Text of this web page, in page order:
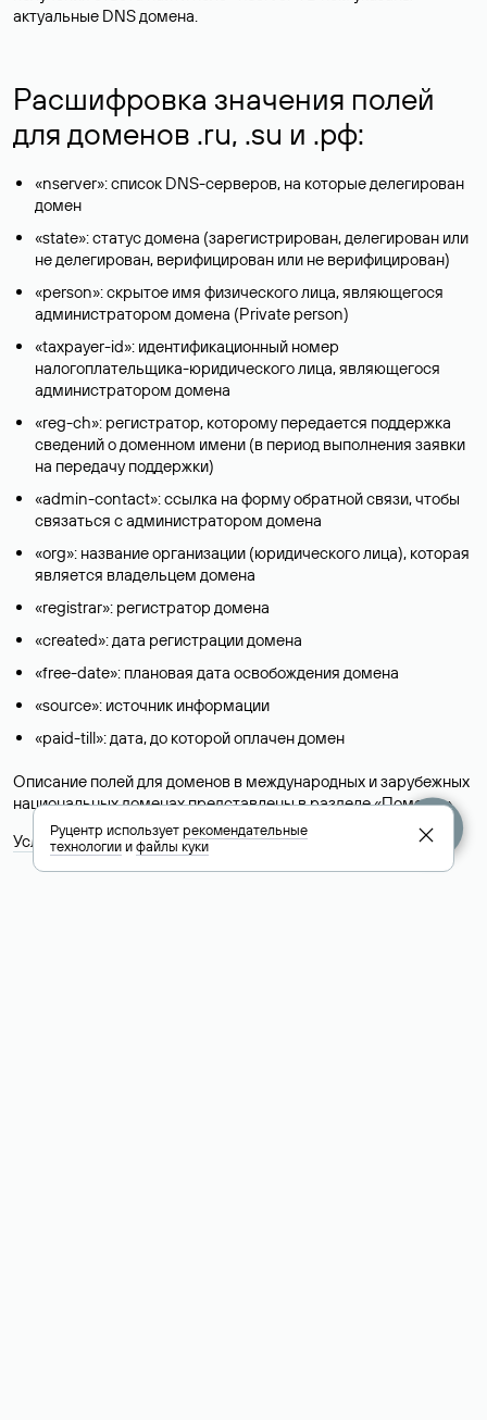
актуальные DNS домена.
Расшифровка значения полей
для доменов .ru, .su и .рф:
«nserver»: список DNS-серверов, на которые делегирован
домен
«state»: статус домена (зарегистрирован, делегирован или
не делегирован, верифицирован или не верифицирован)
«person»: скрытое имя физического лица, являющегося
администратором домена (Privatе person)
«taxpayer-id»: идентификационный номер
налогоплательщика-юридического лица, являющегося
администратором домена
«reg-ch»: регистратор, которому передается поддержка
сведений о доменном имени (в период выполнения заявки
на передачу поддержки)
«admin-contact»: ссылка на форму обратной связи, чтобы
связаться с администратором домена
«org»: название организации (юридического лица), которая
является владельцем домена
«registrar»: регистратор домена
«created»: дата регистрации домена
«free-date»: плановая дата освобождения домена
«source»: источник информации
«paid-till»: дата, до которой оплачен домен
Описание полей для доменов в международных и зарубежных
национальных доменах представлены в разделе «Помощь».
Условия использования Whois-сервиса
Руцентр используетрекомендательные
технологииифайлы куки